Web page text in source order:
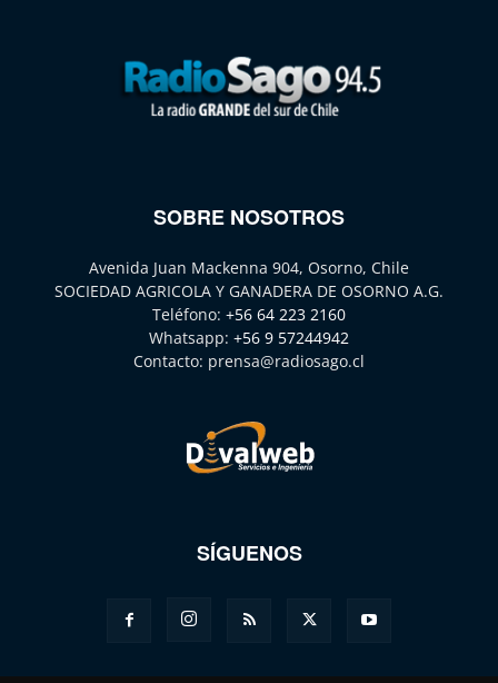
SOBRE NOSOTROS
Avenida Juan Mackenna 904, Osorno, Chile
SOCIEDAD AGRICOLA Y GANADERA DE OSORNO A.G.
Teléfono: +56 64 223 2160
Whatsapp: +56 9 57244942
Contacto: prensa@radiosago.cl
SÍGUENOS